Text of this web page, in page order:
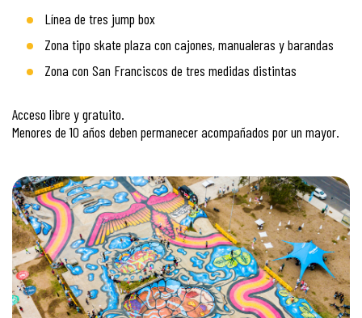
Línea de tres jump box
Zona tipo skate plaza con cajones, manualeras y barandas
Zona con San Franciscos de tres medidas distintas
Acceso libre y gratuito.
Menores de 10 años deben permanecer acompañados por un mayor.